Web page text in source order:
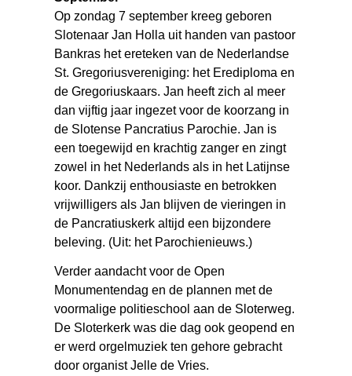
Op zondag 7 september kreeg geboren
Slotenaar Jan Holla uit handen van pastoor
Bankras het ereteken van de Nederlandse
St. Gregoriusvereniging: het Erediploma en
de Gregoriuskaars. Jan heeft zich al meer
dan vijftig jaar ingezet voor de koorzang in
de Slotense Pancratius Parochie. Jan is
een toegewijd en krachtig zanger en zingt
zowel in het Nederlands als in het Latijnse
koor. Dankzij enthousiaste en betrokken
vrijwilligers als Jan blijven de vieringen in
de Pancratiuskerk altijd een bijzondere
beleving. (Uit: het Parochienieuws.)
Verder aandacht voor de Open
Monumentendag en de plannen met de
voormalige politieschool aan de Sloterweg.
De Sloterkerk was die dag ook geopend en
er werd orgelmuziek ten gehore gebracht
door organist Jelle de Vries.